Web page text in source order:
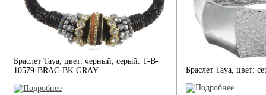
Браслет Taya, цвет: черный, серый. T-B-
10579-BRAC-BK.GRAY
Браслет Taya, цвет: